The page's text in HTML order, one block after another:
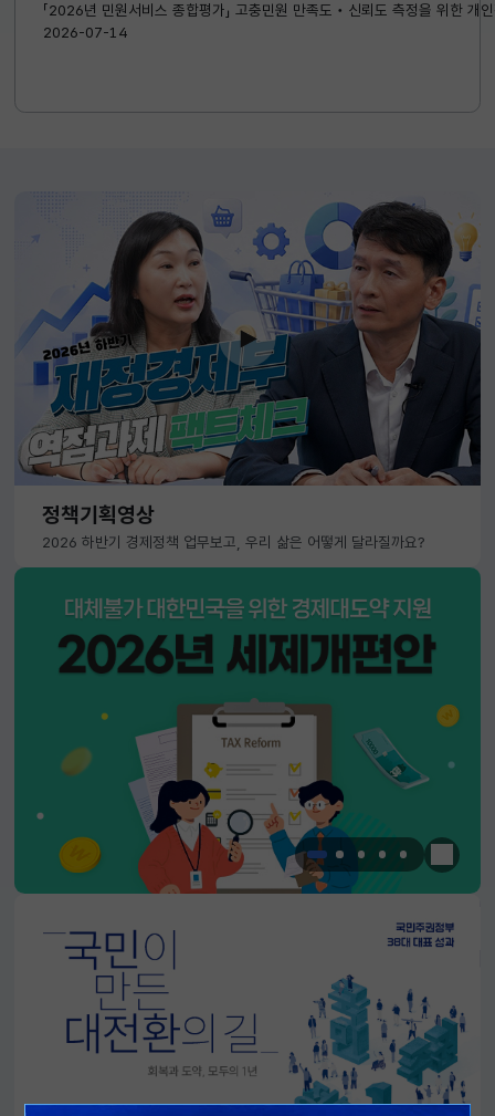
「2026년 민원서비스 종합평가」 고충민원 만족도‧신뢰도 측정을 위한 개
2026-07-14
정책기획영상
2026 하반기 경제정책 업무보고, 우리 삶은 어떻게 달라질까요?
한눈에